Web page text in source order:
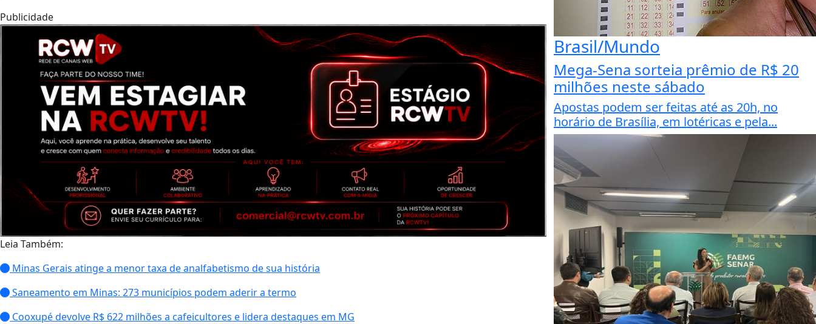
Publicidade
Leia Também:
Minas Gerais atinge a menor taxa de analfabetismo de sua história
Saneamento em Minas: 273 municípios podem aderir a termo
Cooxupé devolve R$ 622 milhões a cafeicultores e lidera destaques em MG
Brasil/Mundo
Mega-Sena sorteia prêmio de R$ 20
milhões neste sábado
Apostas podem ser feitas até as 20h, no
horário de Brasília, em lotéricas e pela...